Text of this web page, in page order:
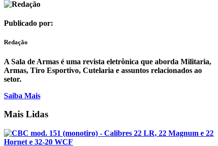
Publicado por:
Redação
A Sala de Armas é uma revista eletrônica que aborda Militaria,
Armas, Tiro Esportivo, Cutelaria e assuntos relacionados ao
setor.
Saiba Mais
Mais Lidas